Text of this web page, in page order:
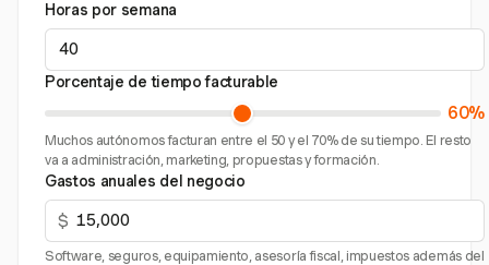
Horas por semana
Porcentaje de tiempo facturable
60%
Muchos autónomos facturan entre el 50 y el 70% de su tiempo. El resto
va a administración, marketing, propuestas y formación.
Gastos anuales del negocio
$
Software, seguros, equipamiento, asesoría fiscal, impuestos además del